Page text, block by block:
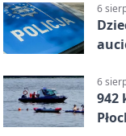
6
6
942